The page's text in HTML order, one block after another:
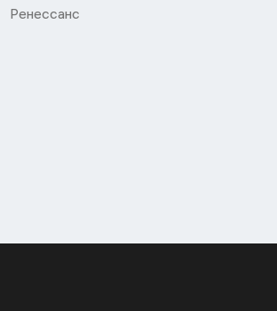
Ренессанс